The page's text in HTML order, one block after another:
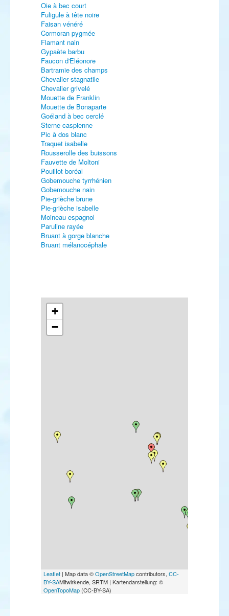
Oie à bec court
Fuligule à tête noire
Faisan vénéré
Cormoran pygmée
Flamant nain
Gypaète barbu
Faucon d'Eléonore
Bartramie des champs
Chevalier stagnatile
Chevalier grivelé
Mouette de Franklin
Mouette de Bonaparte
Goéland à bec cerclé
Sterne caspienne
Pic à dos blanc
Traquet isabelle
Rousserolle des buissons
Fauvette de Moltoni
Pouillot boréal
Gobemouche tyrrhénien
Gobemouche nain
Pie-grièche brune
Pie-grièche isabelle
Moineau espagnol
Paruline rayée
Bruant à gorge blanche
Bruant mélanocéphale
+
−
Leaflet | Map data ©OpenStreetMapcontributors, CC-
BY-SAMitwirkende, SRTM | Kartendarstellung: ©
OpenTopoMap (CC-BY-SA)